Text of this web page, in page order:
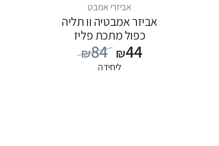
אביזרי אמבט
אביזר אמבטיה וו תליה
כפול מתכת פליז
₪84 ₪44
ליחידה